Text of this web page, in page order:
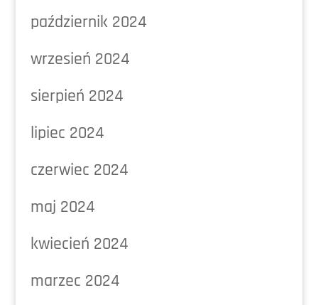
październik 2024
wrzesień 2024
sierpień 2024
lipiec 2024
czerwiec 2024
maj 2024
kwiecień 2024
marzec 2024